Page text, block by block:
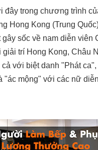
đây trong chương trình
Hong Kong (Trung
gây sốc về nam diễn viên
giải trí Hong Kong, Châu
với biệt danh "Phát ca",
"ác mộng" với các nữ